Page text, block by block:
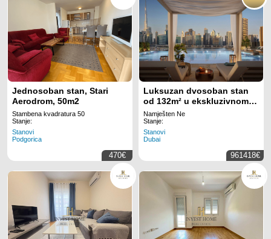
Jednosoban stan, Stari
Aerodrom, 50m2
Stambena kvadratura 50
Stanje:
Stanovi
Podgorica
470€
Luksuzan dvosoban stan
od 132m² u ekskluzivnom
kompleksu The Quayside,
Business Bay, Dubai –
vrhunski dizajn i prestižna
lokacija!
Namješten Ne
Stanje:
Stanovi
Dubai
961418€